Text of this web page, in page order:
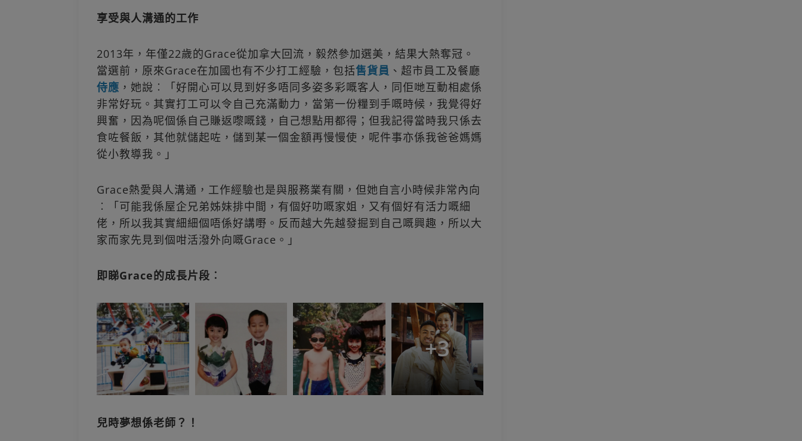
享受與人溝通的工作
2013年，年僅22歲的Grace從加拿大回流，毅然參加選美，結果大熱奪冠。
當選前，原來Grace在加國也有不少打工經驗，包括售貨員 、超市員工及餐廳
侍應 ，她說︰「好開心可以見到好多唔同多姿多彩嘅客人，同佢哋互動相處係
非常好玩。其實打工可以令自己充滿動力，當第一份糧到手嘅時候，我覺得好
興奮，因為呢個係自己賺返嚟嘅錢，自己想點用都得；但我記得當時我只係去
食咗餐飯，其他就儲起咗，儲到某一個金額再慢慢使，呢件事亦係我爸爸媽媽
從小教導我。」
Grace熱愛與人溝通，工作經驗也是與服務業有關，但她自言小時候非常內向
︰「可能我係屋企兄弟姊妹排中間，有個好叻嘅家姐，又有個好有活力嘅細
佬，所以我其實細細個唔係好講嘢。反而越大先越發掘到自己嘅興趣，所以大
家而家先見到個咁活潑外向嘅Grace。」
即睇Grace的成長片段︰
+3
兒時夢想係老師？！